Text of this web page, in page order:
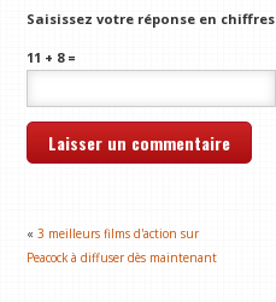
Saisissez votre réponse en chiffres
11 + 8 =
«3 meilleurs films d'action sur
Peacock à diffuser dès maintenant